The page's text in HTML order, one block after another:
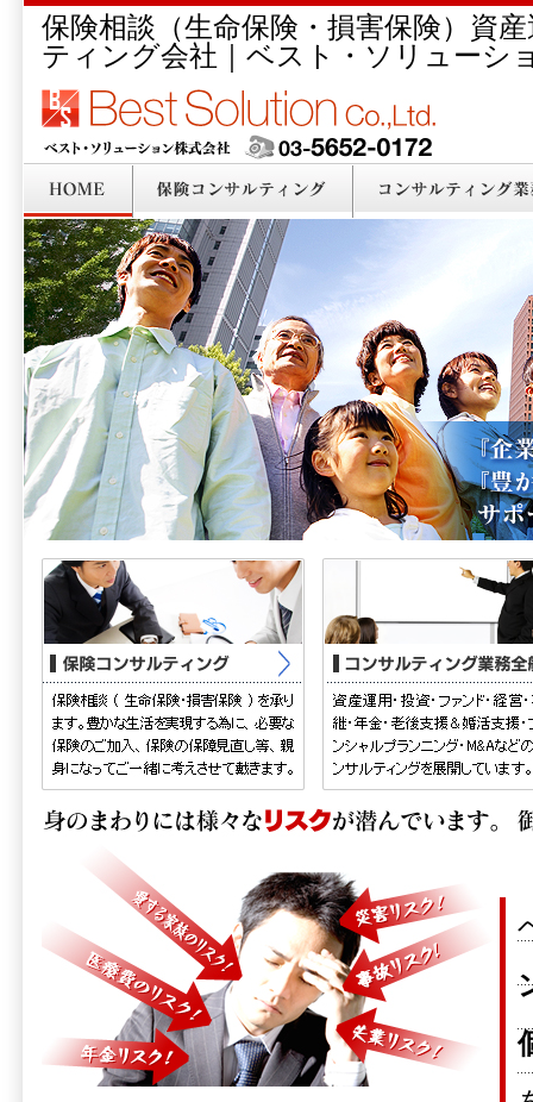
保険相談（生命保険・損害保険）資
ティング会社｜ベスト・ソリューシ